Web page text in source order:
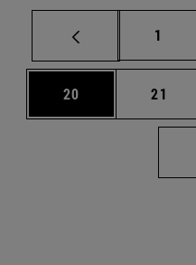
Página
1
Página
20 Página
21